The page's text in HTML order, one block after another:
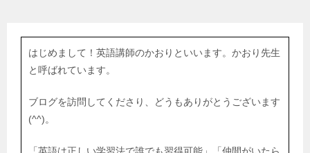
はじめまして！英語講師のかおりといいます。かおり先生
と呼ばれています。
ブログを訪問してくださり、どうもありがとうございます
(^^)。